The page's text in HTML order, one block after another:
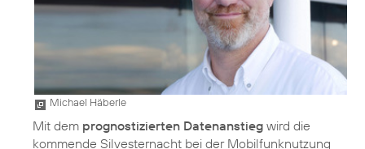
Michael Häberle
Mit dem prognostizierten Datenanstieg wird die
kommende Silvesternacht bei der Mobilfunknutzung